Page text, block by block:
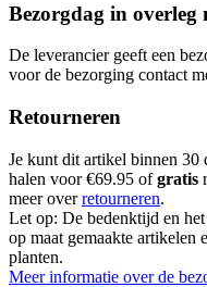
Bezorgdag in overleg
De leverancier geeft een
voor de bezorging contact
Retourneren
Je kunt dit artikel binnen 30
halen voor €69.95 ofgratis
meer overretourneren.
Let op: De bedenktijd en
op maat gemaakte artikelen
planten.
Meer informatie over de